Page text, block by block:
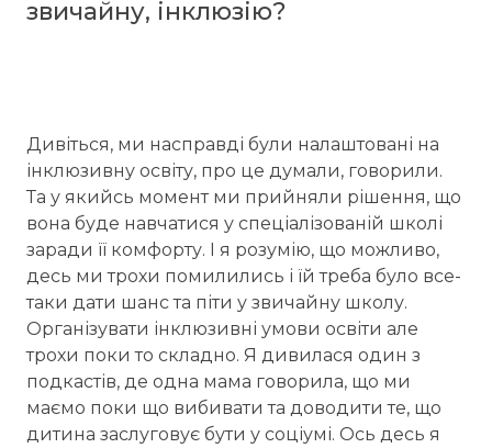
звичайну, інклюзію?
Дивіться, ми насправді були налаштовані на
інклюзивну освіту, про це думали, говорили.
Та у якийсь момент ми прийняли рішення, що
вона буде навчатися у спеціалізованій школі
заради її комфорту. І я розумію, що можливо,
десь ми трохи помилились і їй треба було все-
таки дати шанс та піти у звичайну школу.
Організувати інклюзивні умови освіти але
трохи поки то складно. Я дивилася один з
подкастів, де одна мама говорила, що ми
маємо поки що вибивати та доводити те, що
дитина заслуговує бути у соціумі. Ось десь я